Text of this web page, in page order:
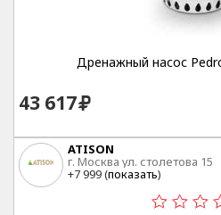
Дренажный насос
43 617
ATISON
г. Москва ул. столетова 15
+7 999 (показать)